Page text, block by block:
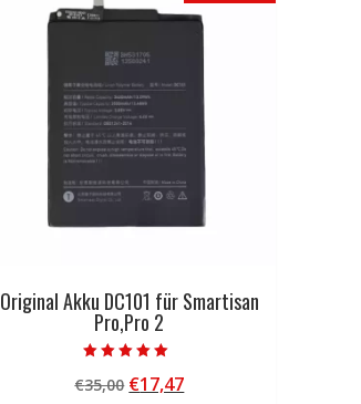
Original Akku DC101 für Smartisan
Pro,Pro 2
5.00
von 5
€35,00 Ursprünglicher
€17,47Aktueller